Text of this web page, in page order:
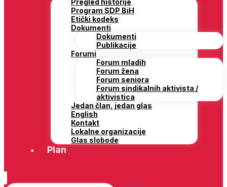
Pregled historije
Program SDP BiH
Etički kodeks
Dokumenti
Dokumenti
Publikacije
Forumi
Forum mladih
Forum žena
Forum seniora
Forum sindikalnih aktivista /
aktivistica
Jedan član, jedan glas
English
Kontakt
Lokalne organizacije
Glas slobode
Plan